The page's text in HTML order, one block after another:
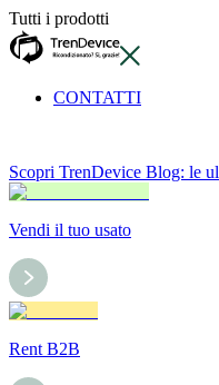
Tutti i prodotti
CONTATTI
Scopri TrenDevice Blog: le
Vendi il tuo usato
Rent B2B